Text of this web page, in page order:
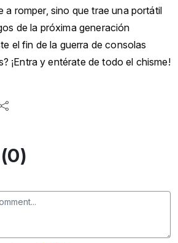
a romper, sino que trae una portátil
de la próxima generación
el fin de la guerra de consolas
¡Entra y entérate de todo el chisme!